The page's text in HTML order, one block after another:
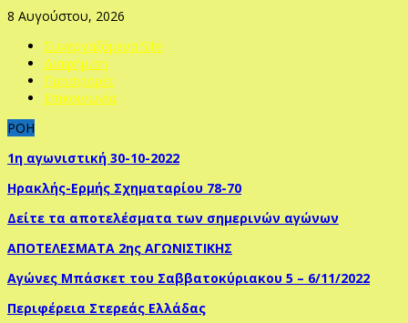
8 Αυγούστου, 2026
Συνεργαζόμενα Site
Διαφήμιση
Προσφορές
Επικοινωνία
ΡΟΗ
1η αγωνιστική 30-10-2022
Ηρακλής-Ερμής Σχηματαρίου 78-70
Δείτε τα αποτελέσματα των σημερινών αγώνων
ΑΠΟΤΕΛΕΣΜΑΤΑ 2ης ΑΓΩΝΙΣΤΙΚΗΣ
Αγώνες Μπάσκετ του Σαββατοκύριακου 5 – 6/11/2022
Περιφέρεια Στερεάς Ελλάδας